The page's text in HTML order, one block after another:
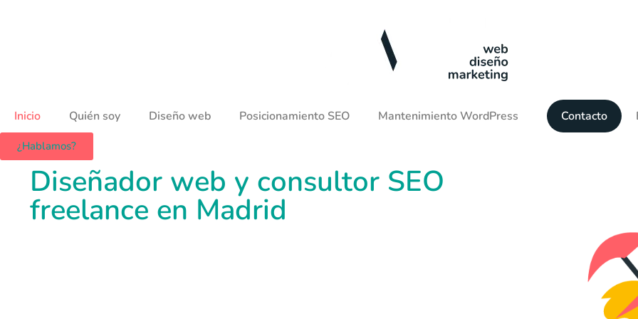
Inicio Quién soy Diseño web Posicionamiento SEO Mantenimiento WordPress Contacto
¿Hablamos?
Diseñador web y consultor SEO
freelance en Madrid